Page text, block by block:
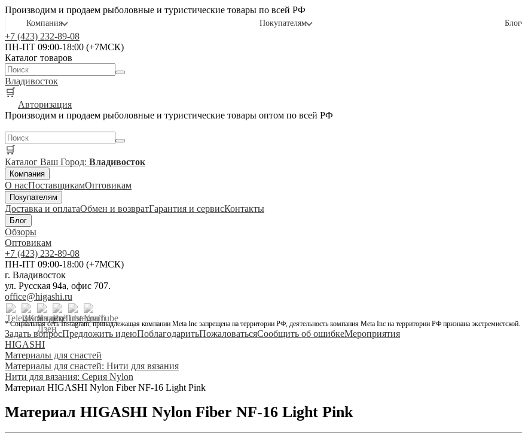
Производим и продаем рыболовные и туристические товары по всей РФ
Компания Покупателям Блог
+7 (423) 232-89-08
ПН-ПТ 09:00-18:00 (+7МСК)
Каталог товаров
Владивосток
🛒
Авторизация
Производим и продаем рыболовные и туристические товары оптом по всей РФ
🛒
Каталог Ваш Город: Владивосток
Компания
О насПоставщикамОптовикам
Покупателям
Доставка и оплатаОбмен и возвратГарантия и сервисКонтакты
Блог
Обзоры
Оптовикам
+7 (423) 232-89-08
ПН-ПТ 09:00-18:00 (+7МСК)
г. Владивосток
ул. Русская 94а, офис 707.
office@higashi.ru
* Социальная сеть Instagram, принадлежащая компании Meta Inc запрещена на территории РФ, деятельность компания Meta Inc на территории РФ признана экстремистской.
Задать вопросПредложить идеюПоблагодаритьПожаловатьсяСообщить об ошибкеМероприятия
HIGASHI
Материалы для снастей
Материалы для снастей: Нити для вязания
Нити для вязания: Серия Nylon
Материал HIGASHI Nylon Fiber NF-16 Light Pink
Материал HIGASHI Nylon Fiber NF-16 Light Pink